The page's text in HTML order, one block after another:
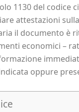
1130 del codice
attestazioni
il documento è
economici –
oppure